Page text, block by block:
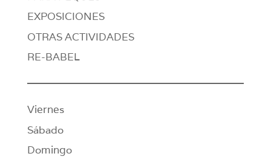
EXPOSICIONES
OTRAS ACTIVIDADES
RE-BABEL
Viernes
Sábado
Domingo